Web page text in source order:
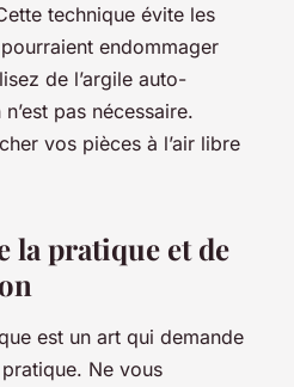
technique évite les
endommager
de l’argile auto-
pas nécessaire.
vos pièces à l’air libre
la pratique et de
est un art qui demande
Ne vous